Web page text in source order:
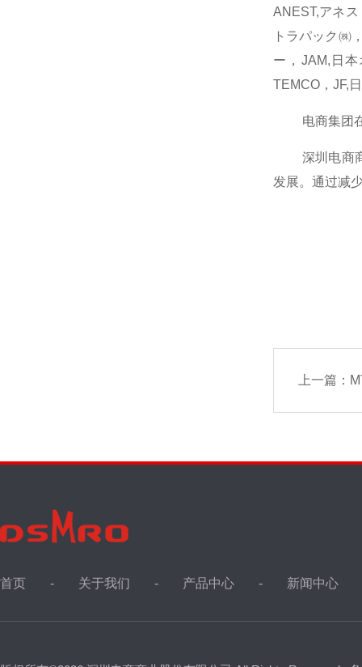
ANEST,アネ
トラパック㈱
ー，JAM,日
TEMCO，JF,
电商集团在
深圳电商商
发展。通过减
上一篇：
首页 关于我们 产品中心 新闻中心